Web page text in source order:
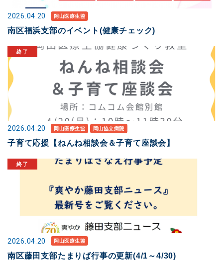
2026.04.20 岡山医療生協
南区福浜支部のイベント(健康チェック)
2026.04.20 岡山医療生協 岡山協立病院
子育て応援【ねんね相談会＆子育て座談会】
2026.04.20 岡山医療生協
南区藤田支部たまりば行事の更新(4/1～4/30)